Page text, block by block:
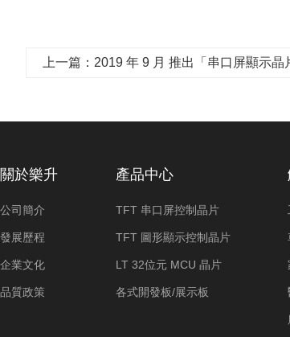
上一篇：2019 年 9 月 推出「串口屏顯示
關於樂升
公司簡介
發展歷程
企業文化
品質政策
產品中心
TFT 串口屏控制晶片
TFT 圖形顯示控制晶片
LT 32位元 MCU 晶片
各式開發板/展示板